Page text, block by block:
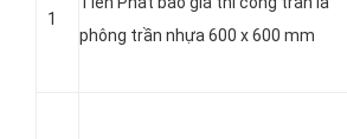
1
phông trần nhựa 600 x 600 mm